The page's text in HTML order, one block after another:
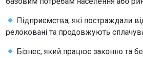
Підприємства, які постраждали
релоковані та продовжують
Бізнес, який працює законно та